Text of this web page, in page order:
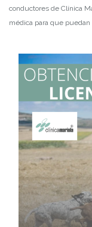
conductores de Clínica
médica para que